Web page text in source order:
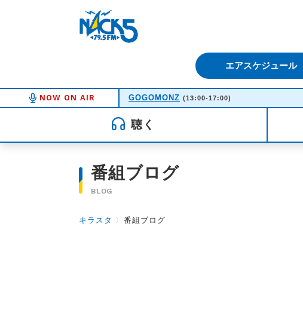
エアスケジュール
NOW ON AIR GOGOMONZ (13:00-17:00)
聴く
番組ブログ
BLOG
キラスタ 〉 番組ブログ